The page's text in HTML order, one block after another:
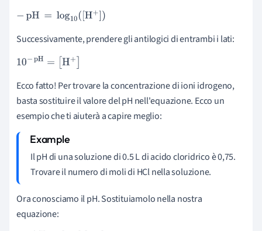
-pH=log10 ([H+])
Successivamente, prendere gli antilogici di entrambi i lati:
10-pH= H+
Ecco fatto! Per trovare la concentrazione di ioni idrogeno,
basta sostituire il valore del pH nell'equazione. Ecco un
esempio che ti aiuterà a capire meglio:
Il pH di una soluzione di 0.5 L di acido cloridrico è 0,75.
Trovare il numero di moli di HCl nella soluzione.
Ora conosciamo il pH. Sostituiamolo nella nostra
equazione: